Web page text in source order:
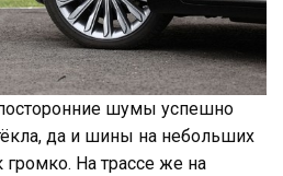
шумы успешно
да и шины на небольших
громко. На трассе же на